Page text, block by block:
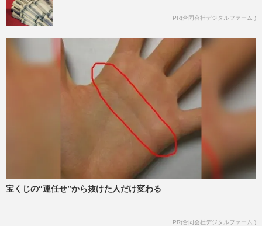
PR(合同会社デジタルファーム )
宝くじの“運任せ”から抜けた人だけ変わる
PR(合同会社デジタルファーム )